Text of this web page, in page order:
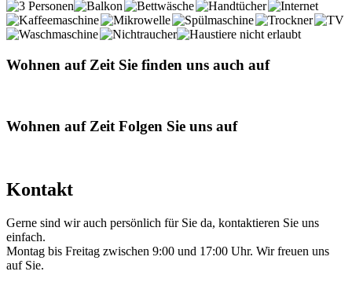
Wohnen auf Zeit Sie finden uns auch auf
Wohnen auf Zeit Folgen Sie uns auf
Kontakt
Gerne sind wir auch persönlich für Sie da, kontaktieren Sie uns
einfach.
Montag bis Freitag zwischen 9:00 und 17:00 Uhr. Wir freuen uns
auf Sie.